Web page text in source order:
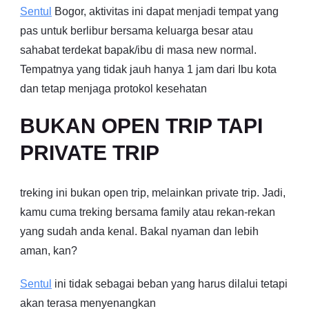
Sentul
Bogor, aktivitas ini dapat menjadi tempat yang
pas untuk berlibur bersama keluarga besar atau
sahabat terdekat bapak/ibu di masa new normal.
Tempatnya yang tidak jauh hanya 1 jam dari Ibu kota
dan tetap menjaga protokol kesehatan
BUKAN OPEN TRIP TAPI
PRIVATE TRIP
treking ini bukan open trip, melainkan private trip. Jadi,
kamu cuma treking bersama family atau rekan-rekan
yang sudah anda kenal. Bakal nyaman dan lebih
aman, kan?
Sentul ini tidak sebagai beban yang harus dilalui tetapi
akan terasa menyenangkan